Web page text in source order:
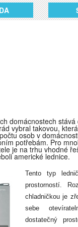
domácnostech stává
vybral takovou,
osob v
potřebám. Pro
je na trhu vhodné
americké lednice.
Tento typ
prostorností.
chladničkou je
sebe
dostatečný